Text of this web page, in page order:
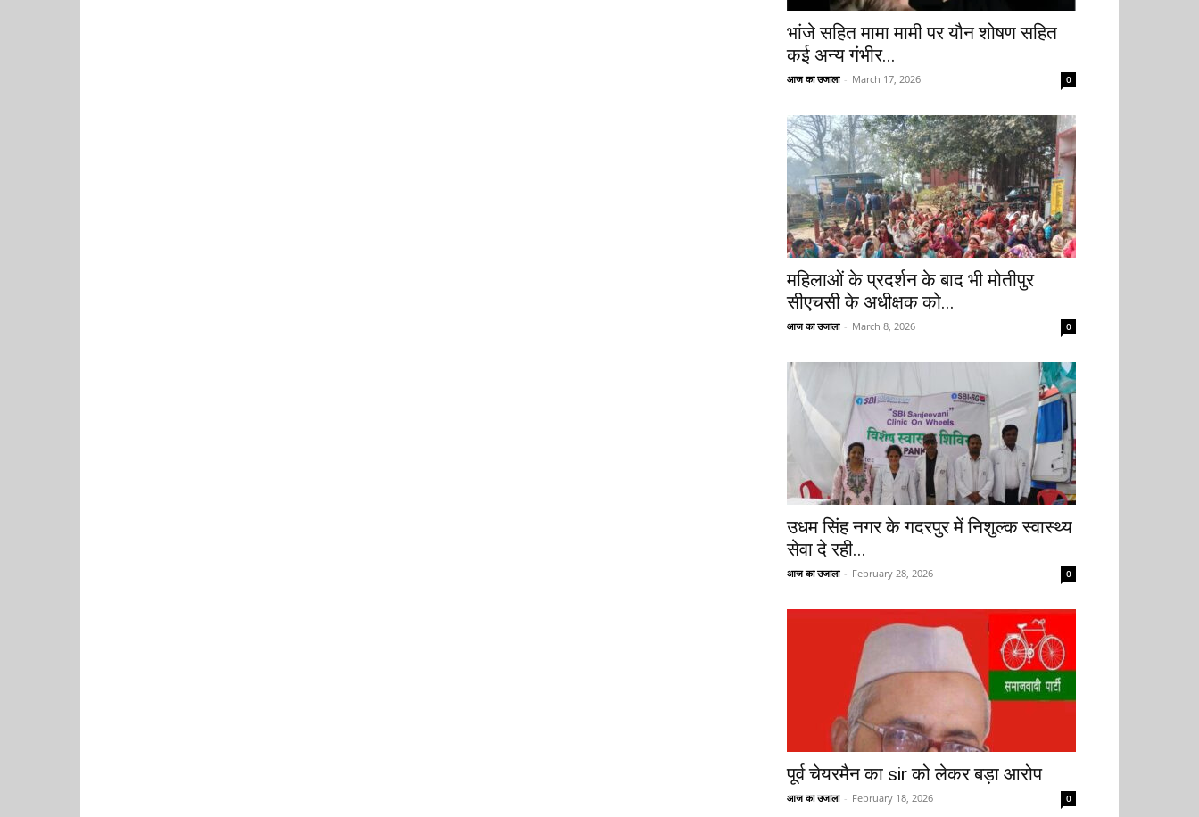
भांजे सहित मामा मामी पर यौन शोषण सहित
कई अन्य गंभीर...
आज का उजाला - March 17, 2026 0
महिलाओं के प्रदर्शन के बाद भी मोतीपुर
सीएचसी के अधीक्षक को...
आज का उजाला - March 8, 2026 0
उधम सिंह नगर के गदरपुर में निशुल्क स्वास्थ्य
सेवा दे रही...
आज का उजाला - February 28, 2026 0
पूर्व चेयरमैन का sir को लेकर बड़ा आरोप
आज का उजाला - February 18, 2026 0